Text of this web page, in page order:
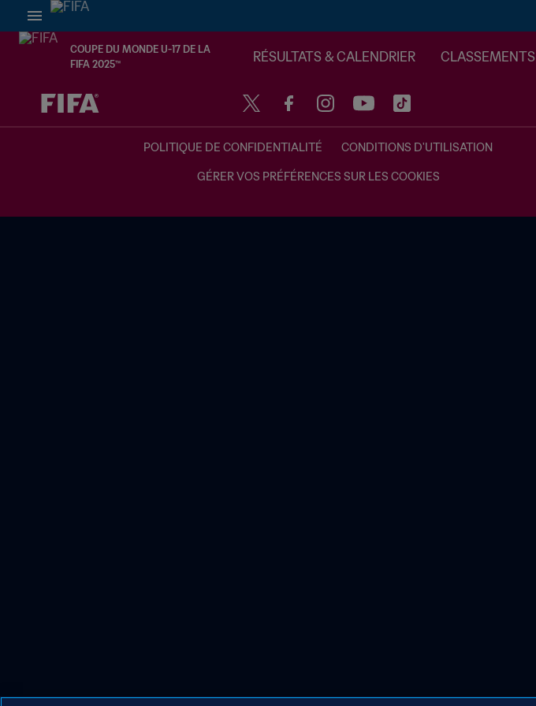
COUPE DU MONDE U-17 DE LA
FIFA 2025™
RÉSULTATS & CALENDRIER CLASSEMENTS
à dét. – à dét.
POLITIQUE DE CONFIDENTIALITÉ CONDITIONS D'UTILISATION
GÉRER VOS PRÉFÉRENCES SUR LES COOKIES